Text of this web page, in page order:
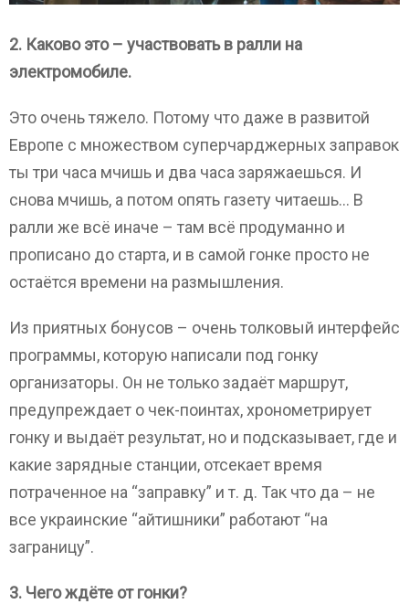
2. Каково это – участвовать в ралли на
электромобиле.
Это очень тяжело. Потому что даже в развитой
Европе с множеством суперчарджерных заправок
ты три часа мчишь и два часа заряжаешься. И
снова мчишь, а потом опять газету читаешь… В
ралли же всё иначе – там всё продуманно и
прописано до старта, и в самой гонке просто не
остаётся времени на размышления.
Из приятных бонусов – очень толковый интерфейс
программы, которую написали под гонку
организаторы. Он не только задаёт маршрут,
предупреждает о чек-поинтах, хронометрирует
гонку и выдаёт результат, но и подсказывает, где и
какие зарядные станции, отсекает время
потраченное на “заправку” и т. д. Так что да – не
все украинские “айтишники” работают “на
заграницу”.
3. Чего ждёте от гонки?